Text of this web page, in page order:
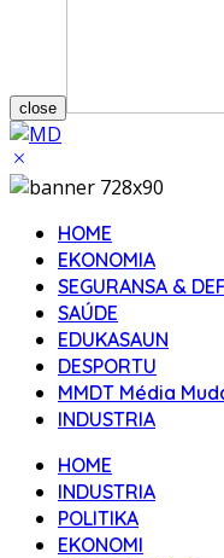
close
HOME
EKONOMIA
SEGURANSA &
SAÚDE
EDUKASAUN
DESPORTU
MMDT Média
INDUSTRIA
HOME
INDUSTRIA
POLITIKA
EKONOMI